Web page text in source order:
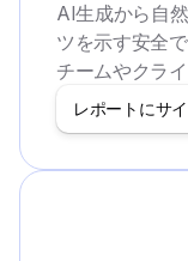
AI生成から自
ツを示す安全
チームやクラ
レポートにサ